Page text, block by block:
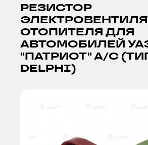
РЕЗИСТОР
ОТОПИТЕЛЯ ДЛЯ
АВТОМОБИЛЕЙ
"ПАТРИОТ" А/С
DELPHI)